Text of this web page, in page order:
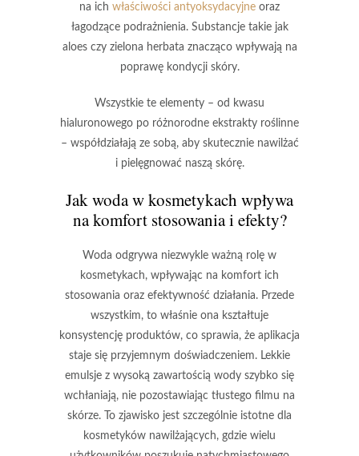
na ich właściwości antyoksydacyjne oraz
łagodzące podrażnienia. Substancje takie jak
aloesczy zielona herbata znacząco wpływają na
poprawę kondycji skóry.
Wszystkie te elementy – od kwasu
hialuronowego po różnorodne ekstrakty roślinne
– współdziałają ze sobą, aby skutecznie nawilżać
i pielęgnować naszą skórę.
Jak woda w kosmetykach wpływa
na komfort stosowania i efekty?
Woda odgrywa niezwykle ważną rolę w
kosmetykach, wpływając na komfort ich
stosowania oraz efektywność działania. Przede
wszystkim, to właśnie ona kształtuje
konsystencję produktów, co sprawia, że aplikacja
staje się przyjemnym doświadczeniem. Lekkie
emulsje z wysoką zawartością wody szybko się
wchłaniają, nie pozostawiając tłustego filmu na
skórze. To zjawisko jest szczególnie istotne dla
kosmetyków nawilżających, gdzie wielu